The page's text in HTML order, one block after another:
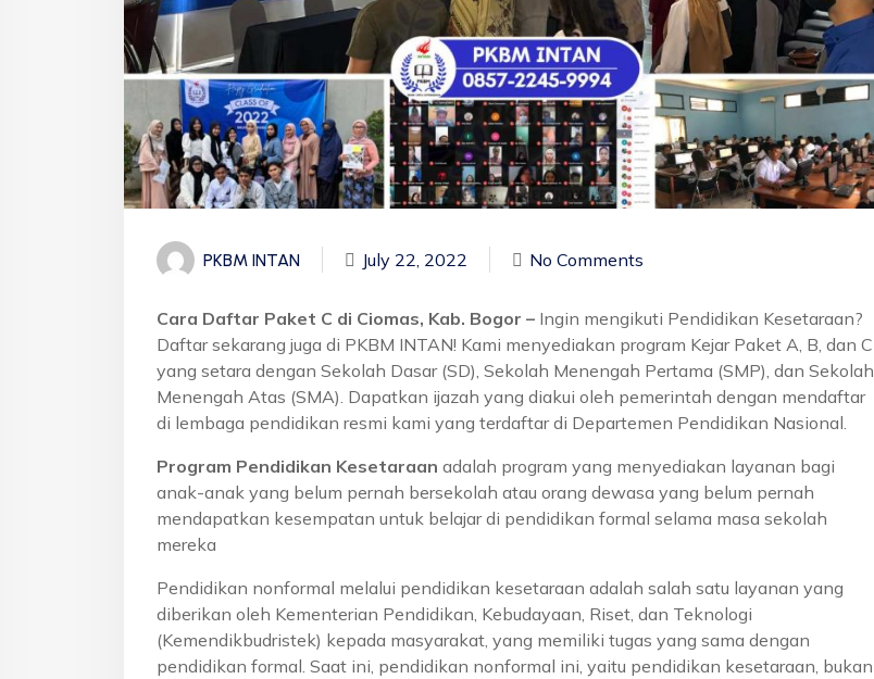
PKBM INTAN July 22, 2022 No Comments
Cara Daftar Paket C di Ciomas, Kab. Bogor – Ingin mengikuti Pendidikan Kesetaraan?
Daftar sekarang juga di PKBM INTAN! Kami menyediakan program Kejar Paket A, B, dan C
yang setara dengan Sekolah Dasar (SD), Sekolah Menengah Pertama (SMP), dan Sekolah
Menengah Atas (SMA). Dapatkan ijazah yang diakui oleh pemerintah dengan mendaftar
di lembaga pendidikan resmi kami yang terdaftar di Departemen Pendidikan Nasional.
Program Pendidikan Kesetaraan adalah program yang menyediakan layanan bagi
anak-anak yang belum pernah bersekolah atau orang dewasa yang belum pernah
mendapatkan kesempatan untuk belajar di pendidikan formal selama masa sekolah
mereka
Pendidikan nonformal melalui pendidikan kesetaraan adalah salah satu layanan yang
diberikan oleh Kementerian Pendidikan, Kebudayaan, Riset, dan Teknologi
(Kemendikbudristek) kepada masyarakat, yang memiliki tugas yang sama dengan
pendidikan formal. Saat ini, pendidikan nonformal ini, yaitu pendidikan kesetaraan, bukan